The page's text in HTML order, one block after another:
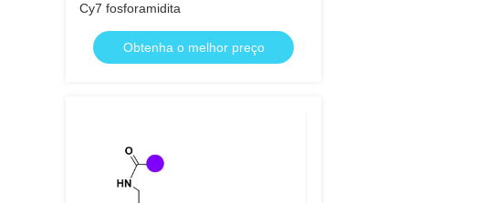
Cy7 fosforamidita
Obtenha o melhor preço